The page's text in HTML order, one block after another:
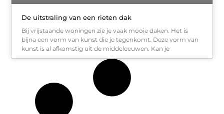
De uitstraling van een rieten dak
Bij vrijstaande woningen zie je vaak mooie daken. Het is
bijna een vorm van kunst die je tegenkomt. Deze vorm van
kunst is al afkomstig uit de middeleeuwen. Kan je